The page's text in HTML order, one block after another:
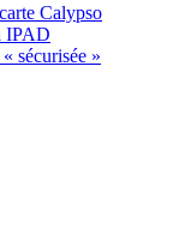
Calypso
IPAD
sécurisée »